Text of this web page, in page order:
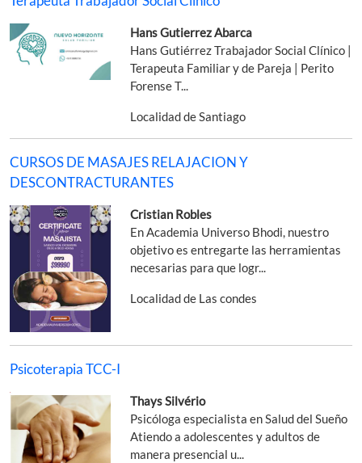
Hans Gutierrez Abarca
Hans Gutiérrez Trabajador Social Clínico |
Terapeuta Familiar y de Pareja | Perito
Forense T...
Localidad de Santiago
CURSOS DE MASAJES RELAJACION Y
DESCONTRACTURANTES
Cristian Robles
En Academia Universo Bhodi, nuestro
objetivo es entregarte las herramientas
necesarias para que logr...
Localidad de Las condes
Psicoterapia TCC-I
Thays Silvério
Psicóloga especialista en Salud del Sueño
Atiendo a adolescentes y adultos de
manera presencial u...